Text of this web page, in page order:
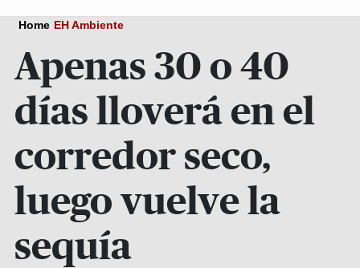
Home EH Ambiente
Apenas 30 o 40
días lloverá en el
corredor seco,
luego vuelve la
sequía